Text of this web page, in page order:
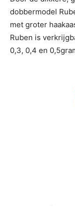
dobbermodel
met groter
Ruben is
0,3, 0,4 en